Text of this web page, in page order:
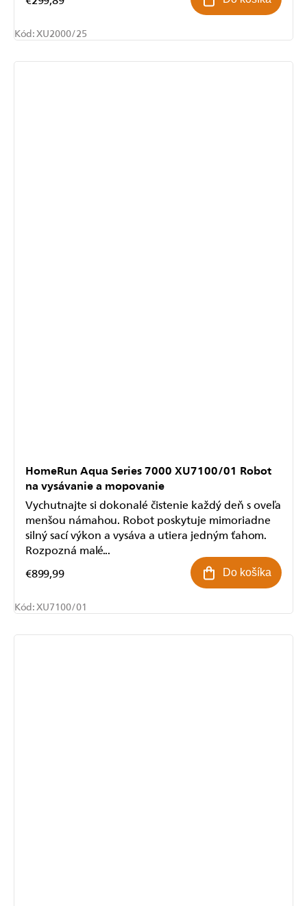
Kód:XU2000/25
HomeRun Aqua Series 7000 XU7100/01 Robot
na vysávanie a mopovanie
€899,99 Do košíka
Vychutnajte si dokonalé čistenie každý deň s oveľa
menšou námahou. Robot poskytuje mimoriadne
silný sací výkon a vysáva a utiera jedným ťahom.
Rozpozná malé...
Kód:XU7100/01